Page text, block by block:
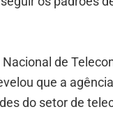
de
que a
do setor de